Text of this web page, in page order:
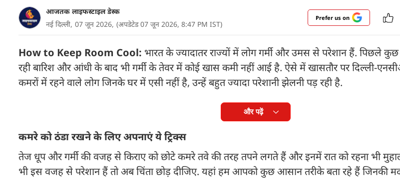
आजतक लाइफस्टाइल डेस्क
नई दिल्ली, 07 जून 2026, (अपडेटेड 07 जून 2026, 8:47 PM IST)
Prefer us on
How to Keep Room Cool: भारत के ज्यादातर राज्यों में लोग गर्मी और उमस से परेशान हैं. पिछले
रही बारिश और आंधी के बाद भी गर्मी के तेवर में कोई खास कमी नहीं आई है. ऐसे में खासतौर पर दिल्ली-
कमरों में रहने वाले लोग जिनके घर में एसी नहीं है, उन्हें बहुत ज्यादा परेशानी झेलनी पड़ रही है.
और पढ़ें
कमरे को ठंडा रखने के लिए अपनाएं ये ट्रिक्स
तेज धूप और गर्मी की वजह से किराए को छोटे कमरे तवे की तरह तपने लगते हैं और इनमें रात को रहना भी
भी इस वजह से परेशान हैं तो अब चिंता छोड़ दीजिए. यहां हम आपको कुछ आसान तरीके बता रहे हैं